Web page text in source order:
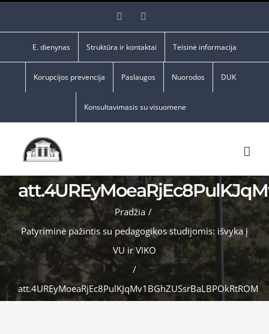
Facebook
E. dienynas Struktūra ir kontaktai Teisinė informacija
Korupcijos prevencija Paslaugos Nuorodos DUK
Konsultavimasis su visuomene
Pradžia /
Patyriminė pažintis su pedagogikos studijomis: išvyka į
VU ir VIKO
/
att.4UREyMoeaRjEc8PulKJqMv1BGhZUSsrBaLBPOkRtROM